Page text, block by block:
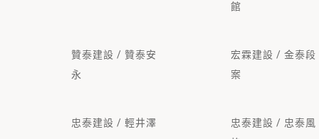
館
贊泰建設 / 贊泰安
永
宏霖建設 / 金泰段
案
忠泰建設 / 輕井澤
忠泰建設 / 忠泰風